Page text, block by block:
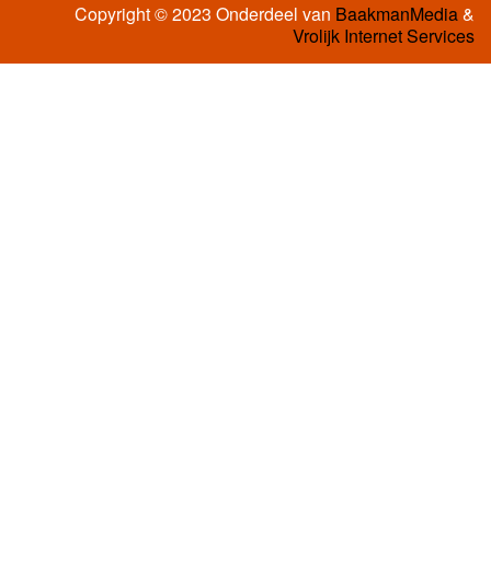
Copyright © 2023 Onderdeel van BaakmanMedia&
Vrolijk Internet Services